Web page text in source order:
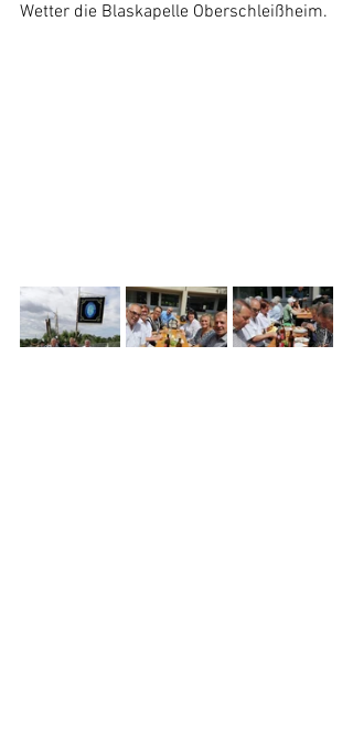
Wetter die Blaskapelle Oberschleißheim.